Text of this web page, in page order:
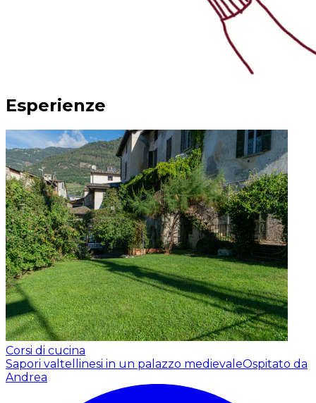
Esperienze
Corsi di cucina
Sapori valtellinesi in un palazzo medievaleOspitato da
Andrea